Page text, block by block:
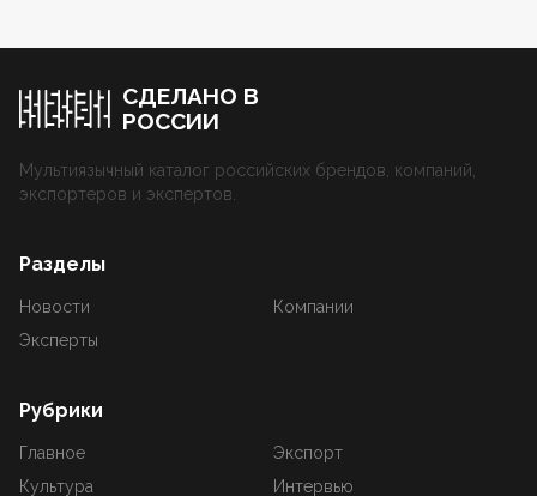
СДЕЛАНО В
РОССИИ
Мультиязычный каталог российских брендов, компаний,
экспортеров и экспертов.
Разделы
Новости
Компании
Эксперты
Рубрики
Главное
Экспорт
Культура
Интервью